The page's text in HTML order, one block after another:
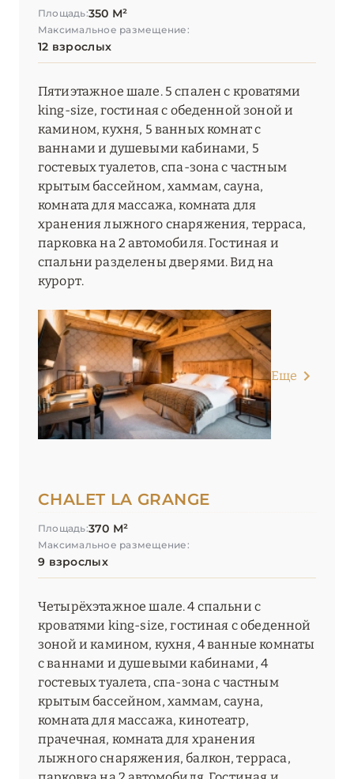
ПАРИЖ
Площадь:350 М²
Максимальное размещение:
12 взрослых
Пятиэтажное шале. 5 спален с кроватями
king-size, гостиная с обеденной зоной и
камином, кухня, 5 ванных комнат с
ваннами и душевыми кабинами, 5
гостевых туалетов, спа-зона с частным
крытым бассейном, хаммам, сауна,
комната для массажа, комната для
хранения лыжного снаряжения, терраса,
парковка на 2 автомобиля. Гостиная и
спальни разделены дверями. Вид на
курорт.
Еще
CHALET LA GRANGE
Площадь:370 М²
Максимальное размещение:
9 взрослых
Четырёхэтажное шале. 4 спальни с
кроватями king-size, гостиная с обеденной
зоной и камином, кухня, 4 ванные комнаты
с ваннами и душевыми кабинами, 4
гостевых туалета, спа-зона с частным
крытым бассейном, хаммам, сауна,
комната для массажа, кинотеатр,
прачечная, комната для хранения
лыжного снаряжения, балкон, терраса,